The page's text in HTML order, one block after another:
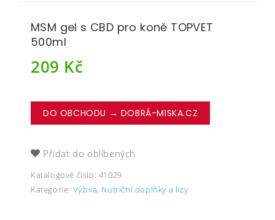
MSM gel s CBD pro koně TOPVET
500ml
209 Kč
DO OBCHODU → DOBRÁ-MISKA.CZ
Přidat do oblíbených
Katalogové číslo: 41029
Kategorie: Výživa, Nutriční doplňky a lizy